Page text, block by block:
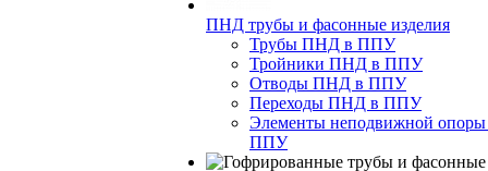
ПНД трубы и фасонные изделия
Трубы ПНД в ППУ
Тройники ПНД в ППУ
Отводы ПНД в ППУ
Переходы ПНД в ППУ
Элементы неподвижной
ППУ